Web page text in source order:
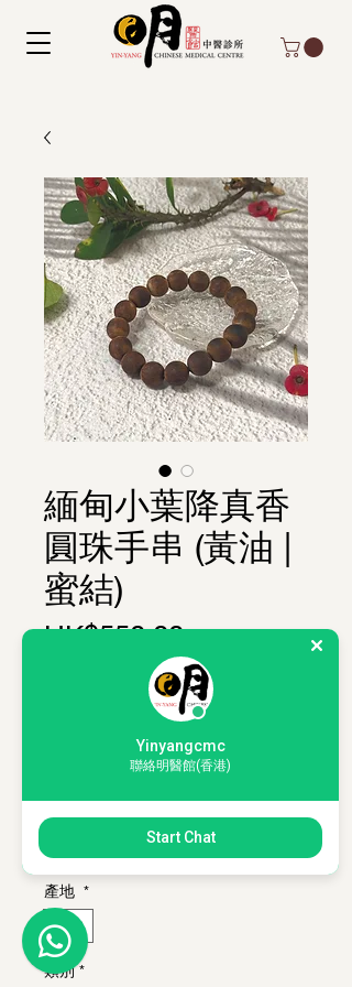
緬甸小葉降真香
圓珠手串 (黃油 |
蜜結)
HK$550.00價格
購物滿 HKD350，即可以 HKD200 加
購 1套「薰香入門體驗套裝」
12mm
產地 *
緬甸
類別 *
Yinyangcmc
聯絡明醫館(香港)
Start Chat